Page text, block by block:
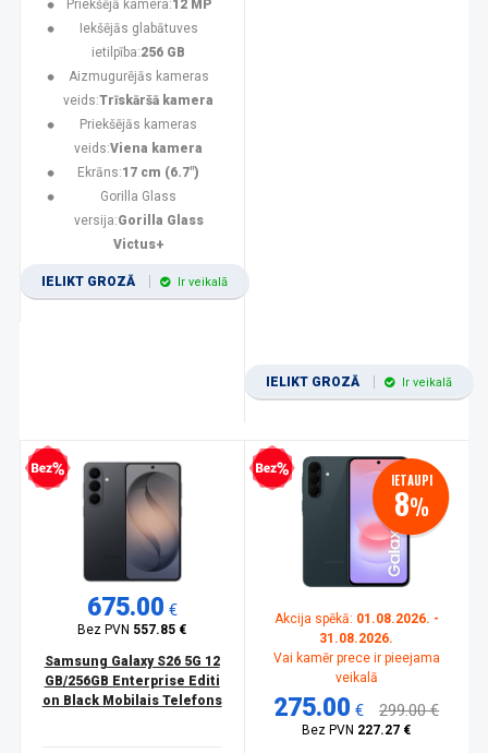
Priekšējā kamera:12 MP
Iekšējās glabātuves
ietilpība:256 GB
Aizmugurējās kameras
veids:Trīskāršā kamera
Priekšējās kameras
veids:Viena kamera
Ekrāns:17 cm (6.7")
Gorilla Glass
versija:Gorilla Glass
Victus+
IELIKT GROZĀ Ir veikalā
IELIKT GROZĀ Ir veikalā
kredīts
675.00 €
Bez PVN 557.85 €
Samsung Galaxy S26 5G 12
GB/256GB Enterprise Editi
on Black Mobilais Telefons
Bezprocentu kredīts IETAUPI
8%
Akcija spēkā: 01.08.2026. -
31.08.2026.
Vai kamēr prece ir pieejama
veikalā
275.00 € 299.00 €
Bez PVN 227.27 €